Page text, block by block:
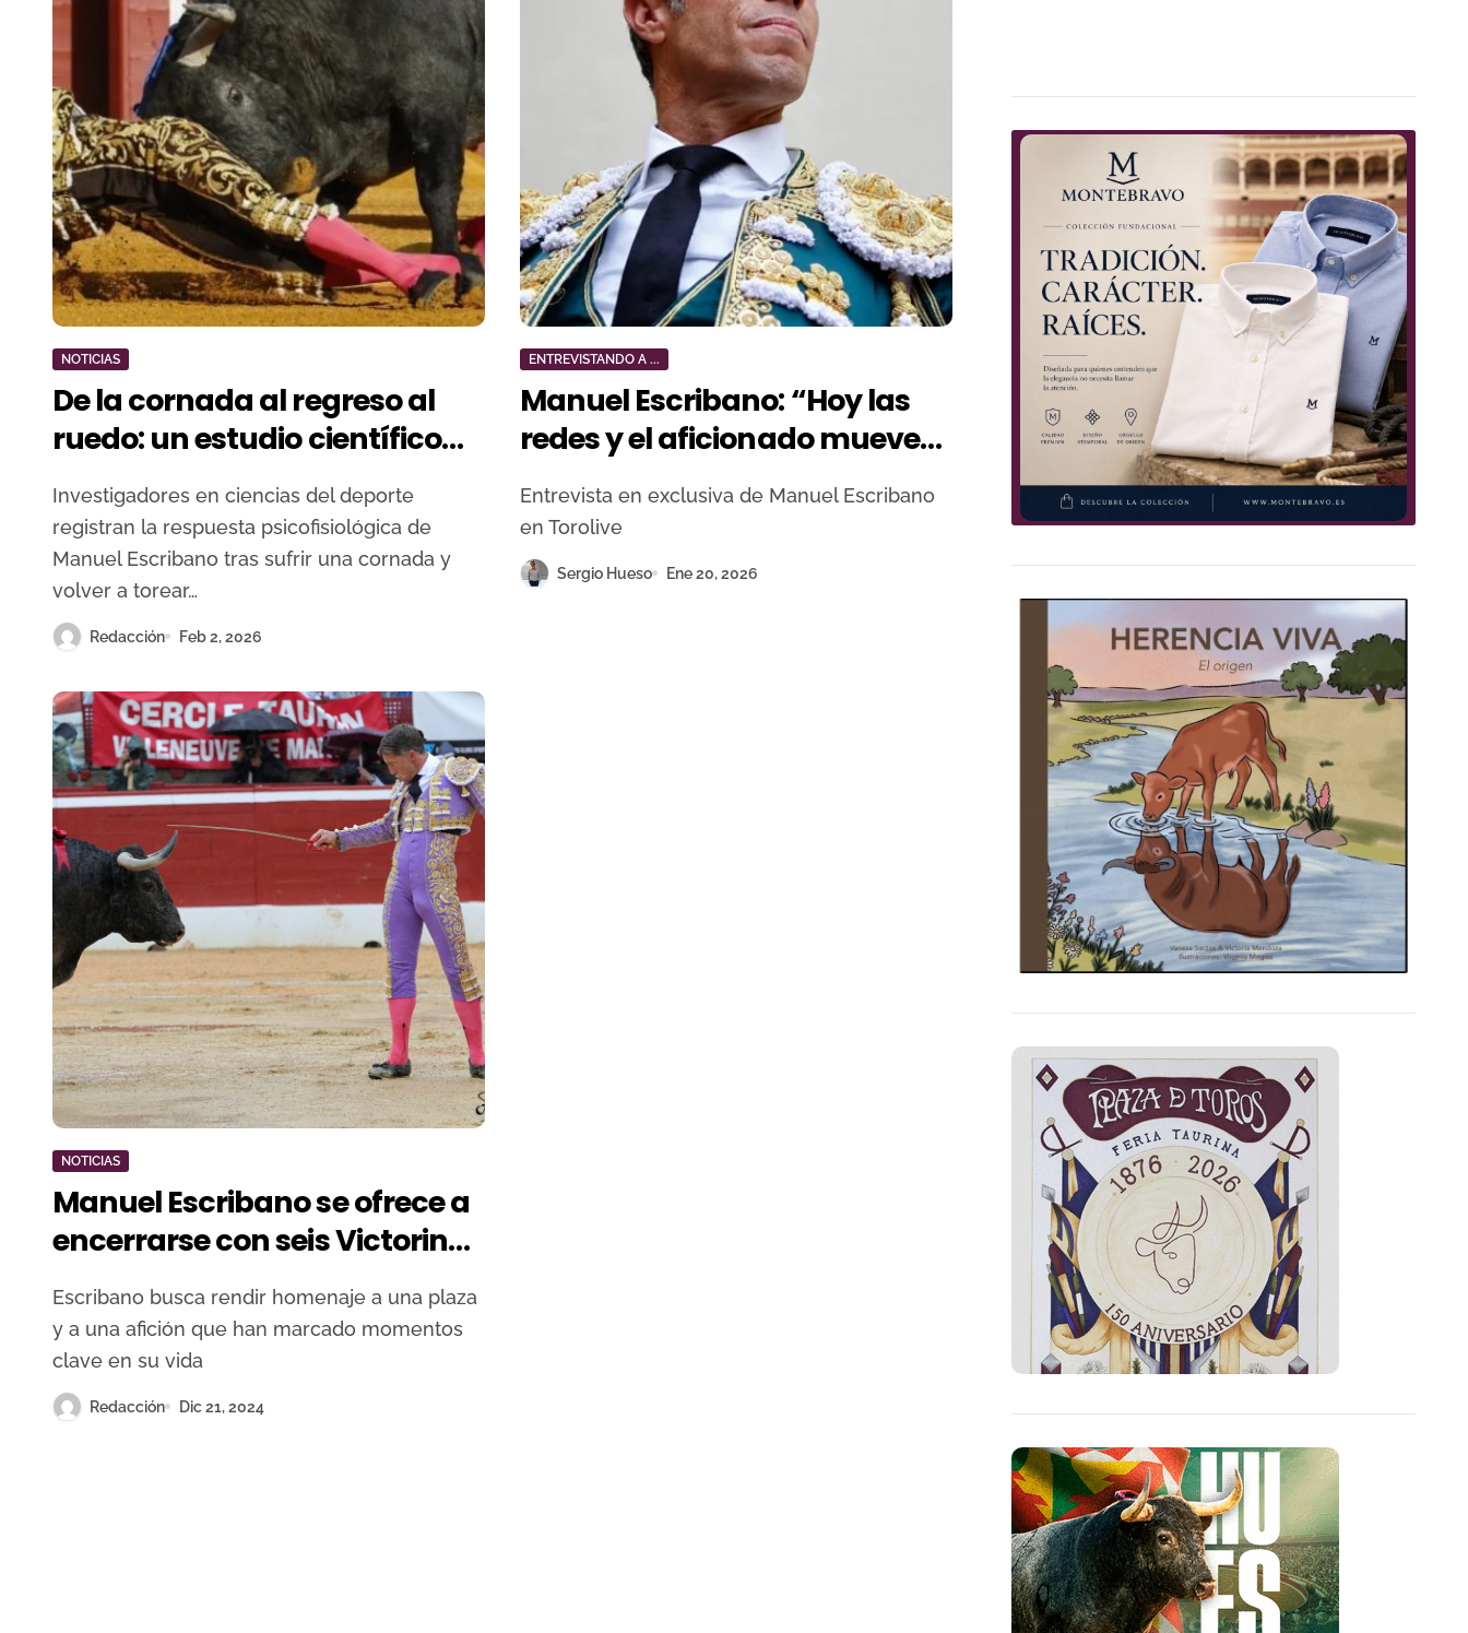
NOTICIAS
De la cornada al regreso al
ruedo: un estudio científico
analiza cómo reacciona el
cuerpo del torero
Investigadores en ciencias del deporte
registran la respuesta psicofisiológica de
Manuel Escribano tras sufrir una cornada y
volver a torear…
Redacción Feb 2, 2026
ENTREVISTANDO A ...
Manuel Escribano: “Hoy las
redes y el aficionado mueven
más que la prensa
tradicional”
Entrevista en exclusiva de Manuel Escribano
en Torolive
Sergio Hueso Ene 20, 2026
NOTICIAS
Manuel Escribano se ofrece a
encerrarse con seis Victorinos
en Alicante
Escribano busca rendir homenaje a una plaza
y a una afición que han marcado momentos
clave en su vida
Redacción Dic 21, 2024